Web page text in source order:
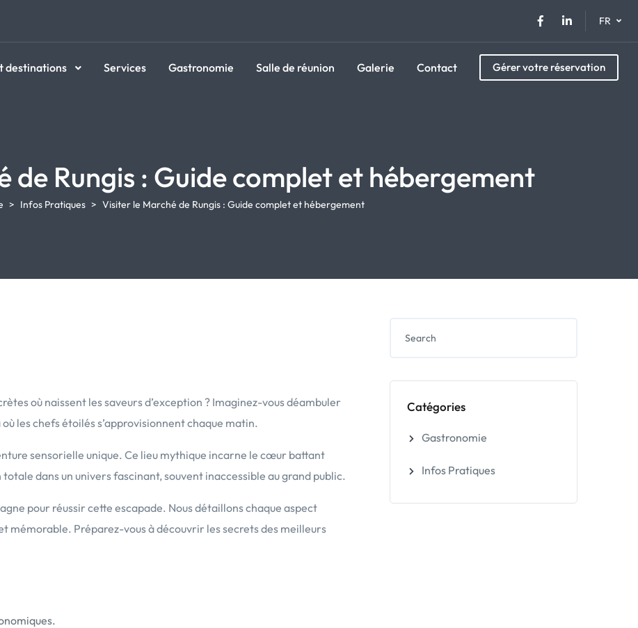
FacebookLinkedin
FR
destinations Services Gastronomie Salle de réunion Galerie Contact Gérer votre réservation
de Rungis : Guide complet et hébergement
Infos Pratiques Visiter le Marché de Rungis : Guide complet et hébergement
où naissent les saveurs d’exception ? Imaginez-vous déambuler
les chefs étoilés s’approvisionnent chaque matin.
sensorielle unique. Ce lieu mythique incarne le cœur battant
dans un univers fascinant, souvent inaccessible au grand public.
pour réussir cette escapade. Nous détaillons chaque aspect
mémorable. Préparez-vous à découvrir les secrets des meilleurs
Catégories
Gastronomie
Infos Pratiques